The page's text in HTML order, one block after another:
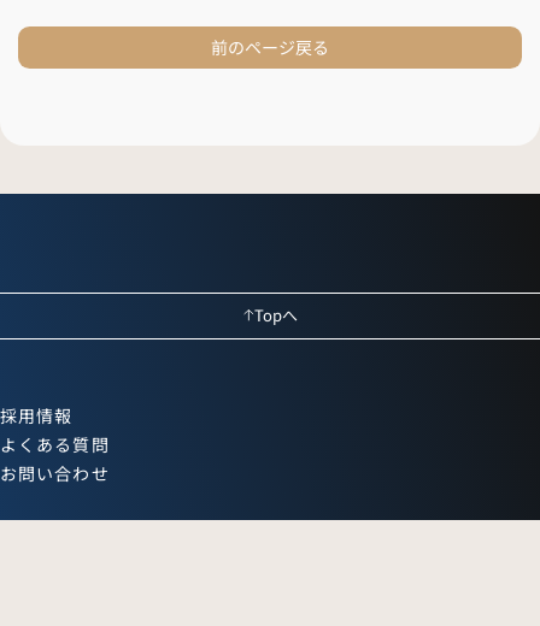
前のページ戻る
Topへ
採用情報
よくある質問
お問い合わせ